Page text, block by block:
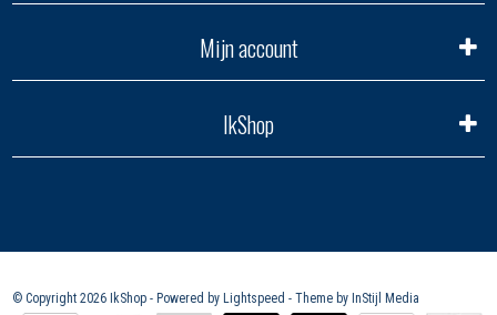
Mijn account
IkShop
© Copyright 2026 IkShop - Powered by Lightspeed - Theme by InStijl Media